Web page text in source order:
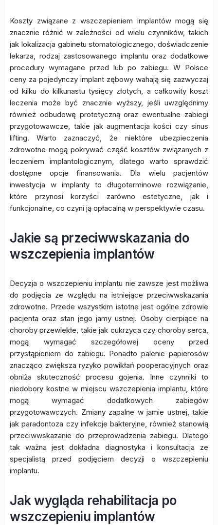
Koszty związane z wszczepieniem implantów mogą się
znacznie różnić w zależności od wielu czynników, takich
jak lokalizacja gabinetu stomatologicznego, doświadczenie
lekarza, rodzaj zastosowanego implantu oraz dodatkowe
procedury wymagane przed lub po zabiegu. W Polsce
ceny za pojedynczy implant zębowy wahają się zazwyczaj
od kilku do kilkunastu tysięcy złotych, a całkowity koszt
leczenia może być znacznie wyższy, jeśli uwzględnimy
również odbudowę protetyczną oraz ewentualne zabiegi
przygotowawcze, takie jak augmentacja kości czy sinus
lifting. Warto zaznaczyć, że niektóre ubezpieczenia
zdrowotne mogą pokrywać część kosztów związanych z
leczeniem implantologicznym, dlatego warto sprawdzić
dostępne opcje finansowania. Dla wielu pacjentów
inwestycja w implanty to długoterminowe rozwiązanie,
które przynosi korzyści zarówno estetyczne, jak i
funkcjonalne, co czyni ją opłacalną w perspektywie czasu.
Jakie są przeciwwskazania do
wszczepienia implantów
Decyzja o wszczepieniu implantu nie zawsze jest możliwa
do podjęcia ze względu na istniejące przeciwwskazania
zdrowotne. Przede wszystkim istotne jest ogólne zdrowie
pacjenta oraz stan jego jamy ustnej. Osoby cierpiące na
choroby przewlekłe, takie jak cukrzyca czy choroby serca,
mogą wymagać szczegółowej oceny przed
przystąpieniem do zabiegu. Ponadto palenie papierosów
znacząco zwiększa ryzyko powikłań pooperacyjnych oraz
obniża skuteczność procesu gojenia. Inne czynniki to
niedobory kostne w miejscu wszczepienia implantu, które
mogą wymagać dodatkowych zabiegów
przygotowawczych. Zmiany zapalne w jamie ustnej, takie
jak paradontoza czy infekcje bakteryjne, również stanowią
przeciwwskazanie do przeprowadzenia zabiegu. Dlatego
tak ważna jest dokładna diagnostyka i konsultacja ze
specjalistą przed podjęciem decyzji o wszczepieniu
implantu.
Jak wygląda rehabilitacja po
wszczepieniu implantów